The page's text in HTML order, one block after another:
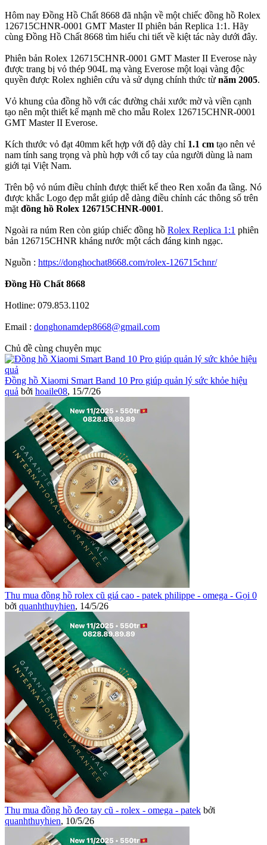
Hôm nay Đồng Hồ Chất 8668 đã nhận về một chiếc đồng hồ Rolex
126715CHNR-0001 GMT Master II phiên bản Replica 1:1. Hãy
cùng Đồng Hồ Chất 8668 tìm hiểu chi tiết về kiệt tác này dưới đây.
Phiên bản Rolex 126715CHNR-0001 GMT Master II Everose này
được trang bị vỏ thép 904L mạ vàng Everose một loại vàng độc
quyền được Rolex nghiên cứu và sử dụng chính thức từ năm 2005.
Vỏ khung của đồng hồ với các đường chải xước mờ và viền cạnh
tạo nên một thiết kế mạnh mẽ cho mẫu Rolex 126715CHNR-0001
GMT Master II Everose.
Kích thước vỏ đạt 40mm kết hợp với độ dày chỉ 1.1 cm tạo nên vẻ
nam tính sang trọng và phù hợp với cổ tay của người dùng là nam
giới tại Việt Nam.
Trên bộ vỏ núm điều chỉnh được thiết kế theo Ren xoắn đa tầng. Nó
được khắc Logo đẹp mắt giúp dễ dàng điều chỉnh các thông số trên
mặt đồng hồ Rolex 126715CHNR-0001.
Ngoài ra núm Ren còn giúp chiếc đồng hồ Rolex Replica 1:1 phiên
bản 126715CHNR kháng nước một cách đáng kinh ngạc.
Nguồn : https://donghochat8668.com/rolex-126715chnr/
Đồng Hồ Chất 8668
Hotline: 079.853.1102
Email : donghonamdep8668@gmail.com
Chủ đề cùng chuyên mục
Đồng hồ Xiaomi Smart Band 10 Pro giúp quản lý sức khỏe hiệu
quả bởi hoaile08, 15/7/26
Thu mua đồng hồ rolex cũ giá cao - patek philippe - omega - Gọi 0
bởi quanhthuyhien, 14/5/26
Thu mua đồng hồ đeo tay cũ - rolex - omega - patek bởi
quanhthuyhien, 10/5/26